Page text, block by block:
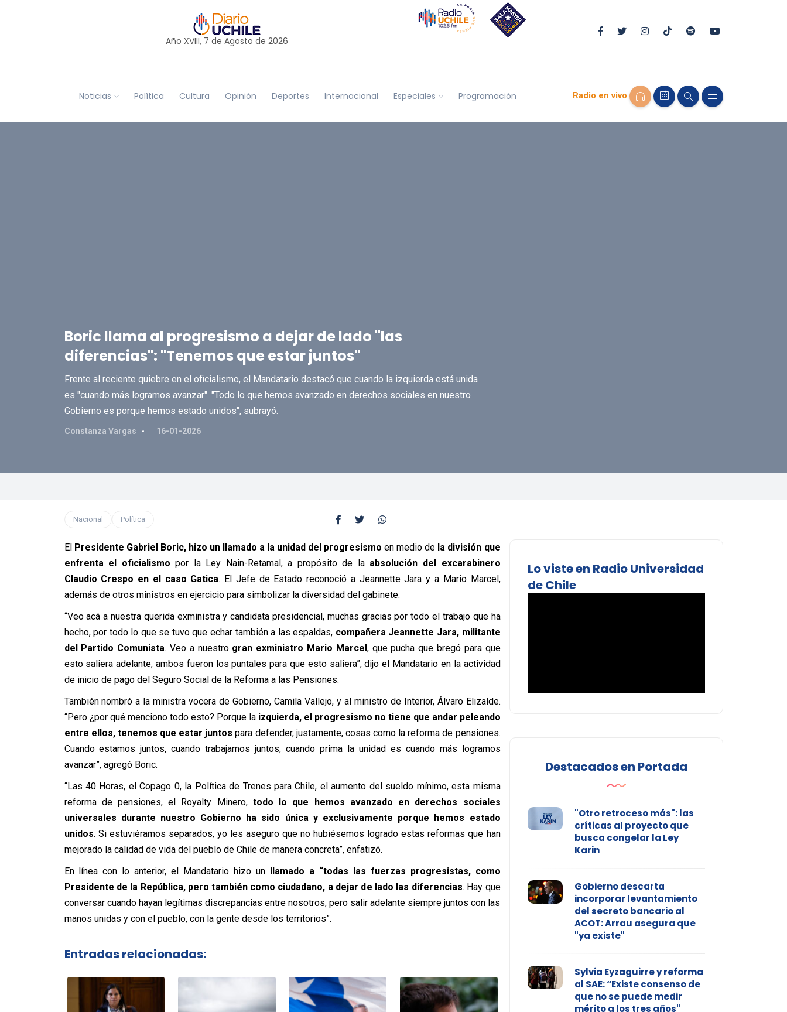
Año XVIII, 7 de Agosto de 2026
Noticias Política Cultura Opinión Deportes Internacional Especiales Programación Radio en vivo
Boric llama al progresismo a dejar de lado "las
diferencias": "Tenemos que estar juntos"
Frente al reciente quiebre en el oficialismo, el Mandatario destacó que cuando la izquierda está unida
es "cuando más logramos avanzar". "Todo lo que hemos avanzado en derechos sociales en nuestro
Gobierno es porque hemos estado unidos", subrayó.
Constanza Vargas 16-01-2026
Nacional Política
El Presidente Gabriel Boric, hizo un llamado a la unidad del progresismoen medio de la división que
enfrenta el oficialismopor la Ley Nain-Retamal, a propósito de la absolución del excarabinero
Claudio Crespo en el caso Gatica. El Jefe de Estado reconoció a Jeannette Jara y a Mario Marcel,
además de otros ministros en ejercicio para simbolizar la diversidad del gabinete.
“Veo acá a nuestra querida exministra y candidata presidencial, muchas gracias por todo el trabajo que ha
hecho, por todo lo que se tuvo que echar también a las espaldas, compañera Jeannette Jara, militante
del Partido Comunista. Veo a nuestro gran exministro Mario Marcel, que pucha que bregó para que
esto saliera adelante, ambos fueron los puntales para que esto saliera”, dijo el Mandatario en la actividad
de inicio de pago del Seguro Social de la Reforma a las Pensiones.
También nombró a la ministra vocera de Gobierno, Camila Vallejo, y al ministro de Interior, Álvaro Elizalde.
“Pero ¿por qué menciono todo esto? Porque laizquierda, el progresismo no tiene que andar peleando
entre ellos, tenemos que estar juntos para defender, justamente, cosas como la reforma de pensiones.
Cuando estamos juntos, cuando trabajamos juntos, cuando prima la unidad es cuando más logramos
avanzar”, agregó Boric.
“Las 40 Horas, el Copago 0, la Política de Trenes para Chile, el aumento del sueldo mínimo, esta misma
reforma de pensiones, el Royalty Minero,todo lo que hemos avanzado en derechos sociales
universales durante nuestro Gobierno ha sido única y exclusivamente porque hemos estado
unidos. Si estuviéramos separados, yo les aseguro que no hubiésemos logrado estas reformas que han
mejorado la calidad de vida del pueblo de Chile de manera concreta”, enfatizó.
En línea con lo anterior, el Mandatario hizo unllamado a “todas las fuerzas progresistas, como
Presidente de la República, pero también como ciudadano, a dejar de lado las diferencias. Hay que
conversar cuando hayan legítimas discrepancias entre nosotros, pero salir adelante siempre juntos con las
manos unidas y con el pueblo, con la gente desde los territorios”.
Entradas relacionadas:
Lo viste en Radio Universidad
de Chile
Destacados en Portada
"Otro retroceso más": las
críticas al proyecto que
busca congelar la Ley
Karin
Gobierno descarta
incorporar levantamiento
del secreto bancario al
ACOT: Arrau asegura que
"ya existe"
Sylvia Eyzaguirre y reforma
al SAE: “Existe consenso de
que no se puede medir
mérito a los tres años"